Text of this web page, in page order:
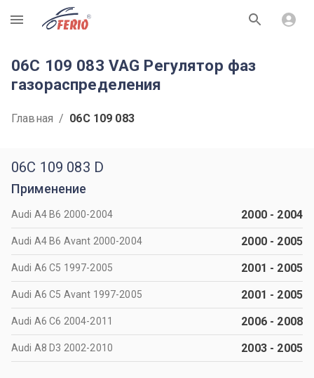
R
06C 109 083 VAG Регулятор фаз
газораспределения
Главная / 06C 109 083
06C 109 083 D
Применение
Audi A4 B6 2000-2004 2000- 2004
Audi A4 B6 Avant 2000-2004 2000- 2005
Audi A6 C5 1997-2005 2001 - 2005
Audi A6 C5 Avant 1997-2005 2001 - 2005
Audi A6 C6 2004-2011 2006- 2008
Audi A8 D3 2002-2010 2003- 2005